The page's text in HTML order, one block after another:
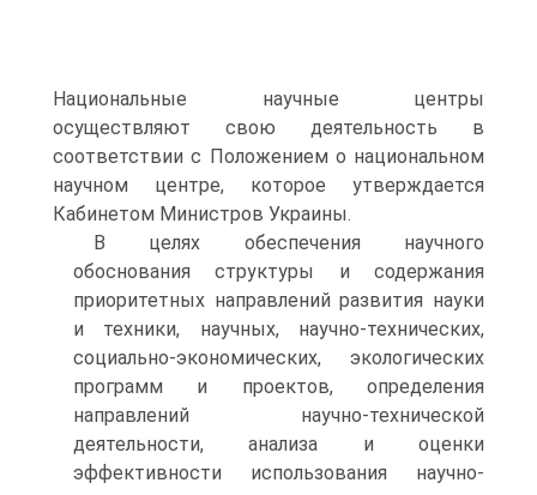
Национальные научные центры
осуществляют свою деятельность в
соответствии с Положением о национальном
научном центре, которое утверждается
Кабинетом Министров Украины.
В целях обеспечения научного
обоснования структуры и содержания
приоритетных направлений развития науки
и техники, научных, научно-технических,
социально-экономических, экологических
программ и проектов, определения
направлений научно-технической
деятельности, анализа и оценки
эффективности использования научно-